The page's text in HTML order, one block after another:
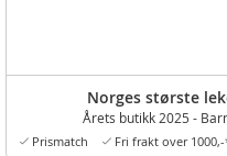
Norges største
Årets butikk 2025 -
Prismatch Fri frakt over